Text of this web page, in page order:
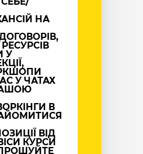
НА
У
У ЧАТАХ
В
ВІД
КУРСИ